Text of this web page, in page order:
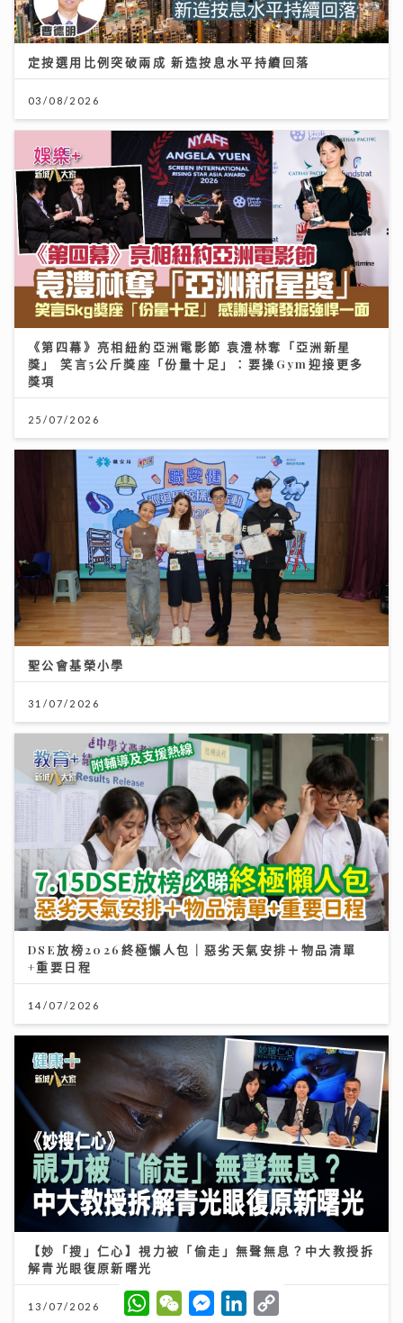
定按選用比例突破兩成 新造按息水平持續回落
03/08/2026
《第四幕》亮相紐約亞洲電影節 袁澧林奪「亞洲新星
獎」 笑言5公斤獎座「份量十足」：要操Gym迎接更多
獎項
25/07/2026
聖公會基榮小學
31/07/2026
DSE放榜2026終極懶人包｜惡劣天氣安排＋物品清單
+重要日程
14/07/2026
【妙「搜」仁心】視力被「偷走」無聲無息？中大教授拆
解青光眼復原新曙光
13/07/2026
W
h
W
e
M
e
L